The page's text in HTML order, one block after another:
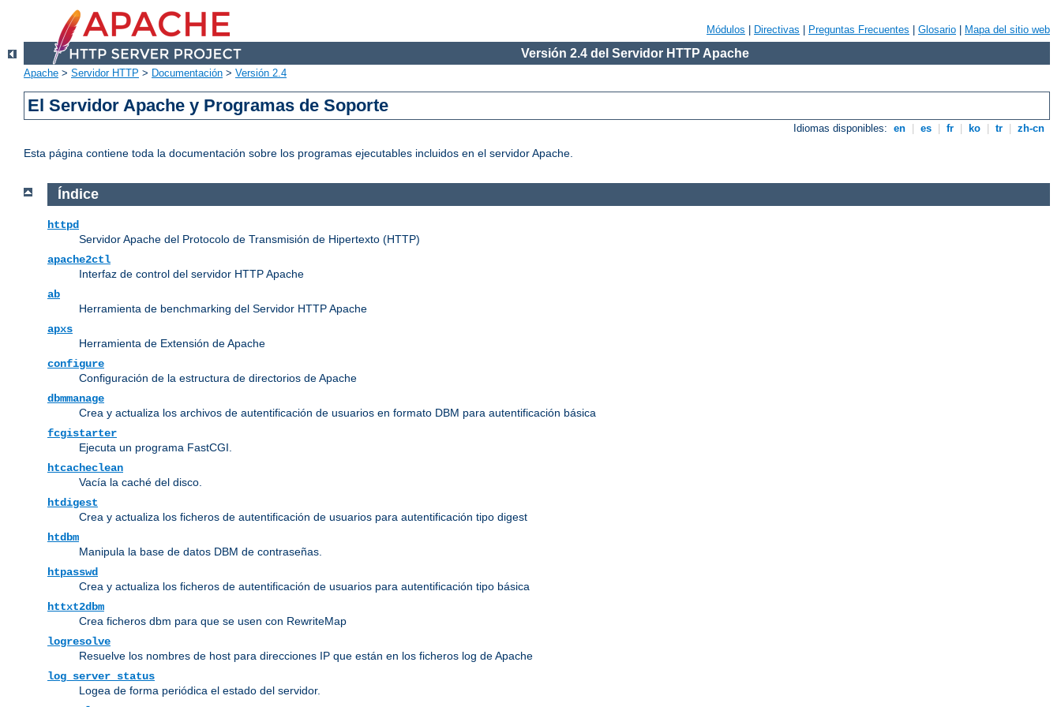
Módulos Directivas Preguntas Frecuentes Glosario Mapa del sitio web
Versión 2.4 del Servidor HTTP Apache
Apache > Servidor HTTP > Documentación > Versión 2.4
El Servidor Apache y Programas de Soporte
Idiomas disponibles: en es fr ko tr zh-cn
Esta página contiene toda la documentación sobre los programas ejecutables incluidos en el servidor Apache.
Índice
httpd
Servidor Apache del Protocolo de Transmisión de Hipertexto (HTTP)
apache2ctl
Interfaz de control del servidor HTTP Apache
ab
Herramienta de benchmarking del Servidor HTTP Apache
apxs
Herramienta de Extensión de Apache
configure
Configuración de la estructura de directorios de Apache
dbmmanage
Crea y actualiza los archivos de autentificación de usuarios en formato DBM para autentificación básica
fcgistarter
Ejecuta un programa FastCGI.
htcacheclean
Vacía la caché del disco.
htdigest
Crea y actualiza los ficheros de autentificación de usuarios para autentificación tipo digest
htdbm
Manipula la base de datos DBM de contraseñas.
htpasswd
Crea y actualiza los ficheros de autentificación de usuarios para autentificación tipo básica
httxt2dbm
Crea ficheros dbm para que se usen con RewriteMap
logresolve
Resuelve los nombres de host para direcciones IP que están en los ficheros log de Apache
log_server_status
Logea de forma periódica el estado del servidor.